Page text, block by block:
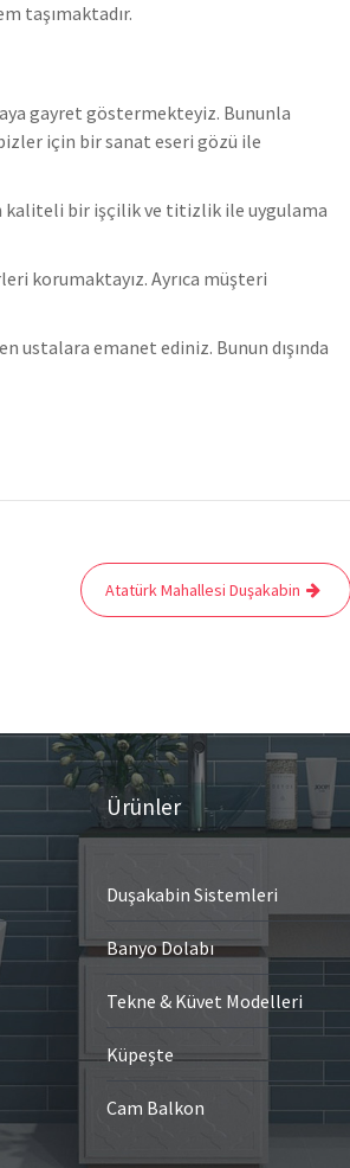
taşımaktadır.
gayret göstermekteyiz. Bununla
için bir sanat eseri gözü ile
kaliteli bir işçilik ve titizlik ile uygulama
korumaktayız. Ayrıca müşteri
ustalara emanet ediniz. Bunun dışında
Atatürk Mahallesi Duşakabin
Ürünler
Duşakabin Sistemleri
Banyo Dolabı
Tekne & Küvet Modelleri
Küpeşte
Cam Balkon